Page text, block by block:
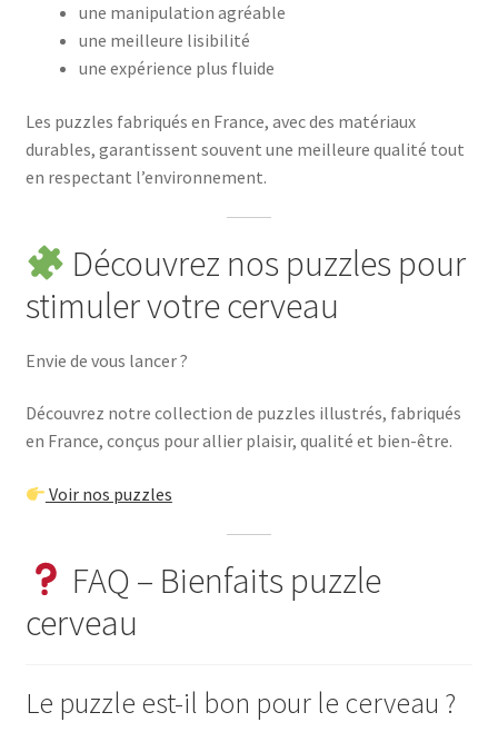
une manipulation agréable
une meilleure lisibilité
une expérience plus fluide
Les puzzles fabriqués en France, avec des matériaux
durables, garantissent souvent une meilleure qualité tout
en respectant l’environnement.
Découvrez nos puzzles pour
stimuler votre cerveau
Envie de vous lancer ?
Découvrez notre collection de puzzles illustrés, fabriqués
en France, conçus pour allier plaisir, qualité et bien-être.
Voir nos puzzles
FAQ – Bienfaits puzzle
cerveau
Le puzzle est-il bon pour le cerveau ?